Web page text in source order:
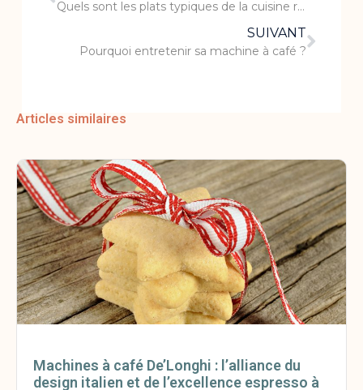
Quels sont les plats typiques de la cuisine réunionnaise ?
SUIVANT
Pourquoi entretenir sa machine à café ?
Articles similaires
Machines à café De’Longhi : l’alliance du
design italien et de l’excellence espresso à